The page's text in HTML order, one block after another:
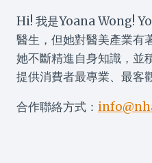
Hi! 我是Yoana Wong!
醫生，但她對醫美產業有
她不斷精進自身知識，並
提供消費者最專業、最客
合作聯絡方式：